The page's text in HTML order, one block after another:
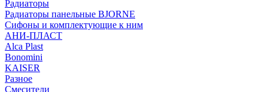
Радиаторы
Радиаторы панельные BJORNE
Сифоны и комплектующие к ним
АНИ-ПЛАСТ
Alca Plast
Bonomini
KAISER
Разное
Смесители